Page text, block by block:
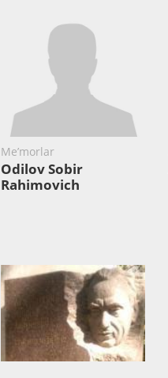
Me’morlar
Odilov Sobir
Rahimovich